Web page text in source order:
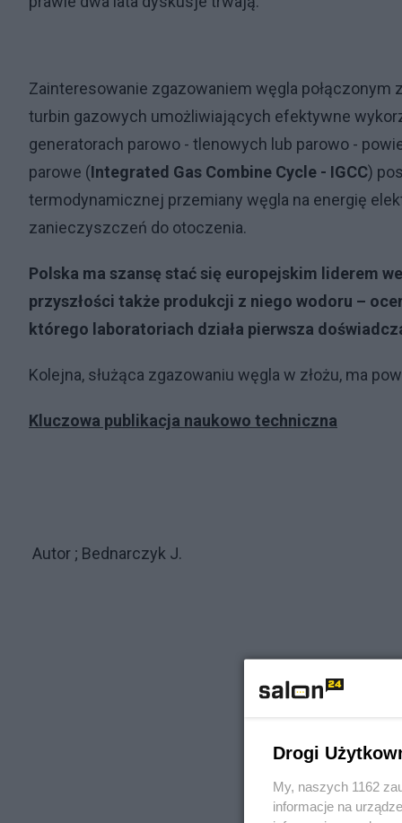
Zainteresowanie zgazowaniem węgla
turbin gazowych umożliwiających efektywne
generatorach parowo - tlenowych lub parowo -
parowe (Integrated Gas Combine Cycle - IGCC)
termodynamicznej przemiany węgla na energię
zanieczyszczeń do otoczenia.
Polska ma szansę stać się europejskim liderem
przyszłości także produkcji z niego wodoru –
którego laboratoriach działa pierwsza
Kolejna, służąca zgazowaniu węgla w złożu, ma
Kluczowa publikacja naukowo techniczna
Autor ; Bednarczyk J.
Drogi
My, naszych 1162
informacje na